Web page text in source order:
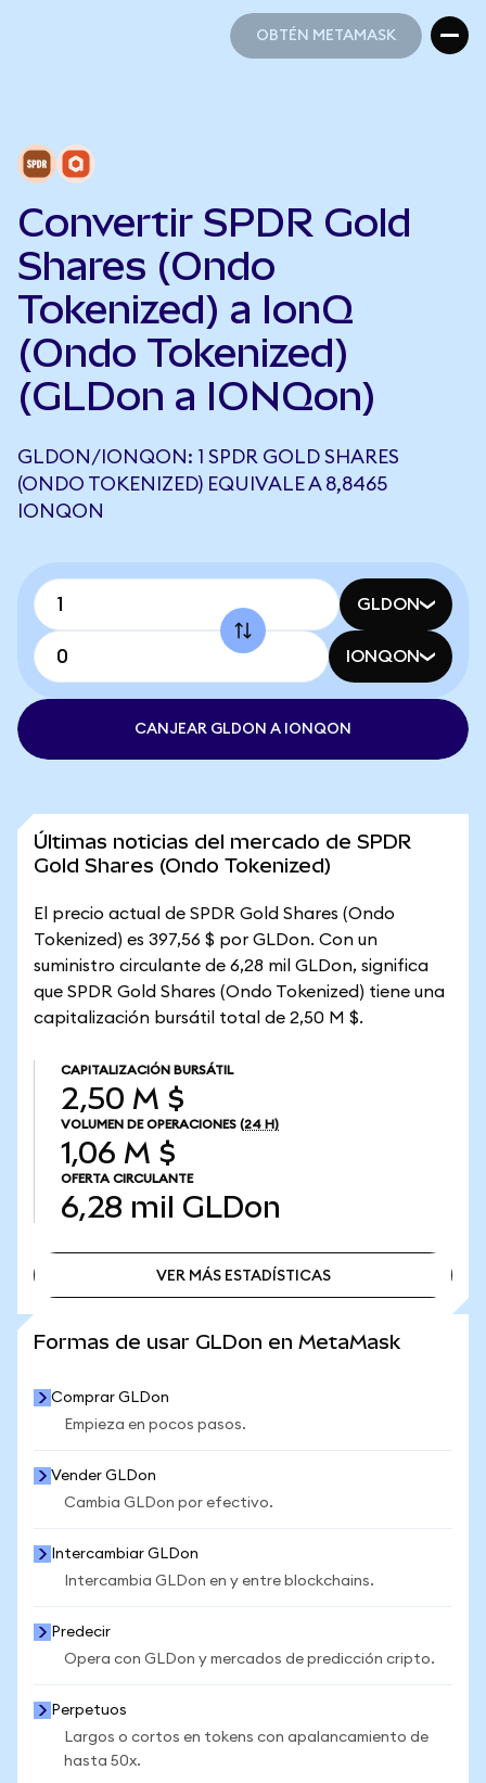
OBTÉN METAMASK
Convertir SPDR Gold
Shares (Ondo
Tokenized) a IonQ
(Ondo Tokenized)
(GLDon a IONQon)
GLDON/IONQON: 1 SPDR GOLD SHARES
(ONDO TOKENIZED) EQUIVALE A 8,8465
IONQON
GLDON
IONQON
CANJEAR GLDON A IONQON
Últimas noticias del mercado de SPDR
Gold Shares (Ondo Tokenized)
El precio actual de SPDR Gold Shares (Ondo
Tokenized) es 397,56 $ por GLDon. Con un
suministro circulante de 6,28 mil GLDon, significa
que SPDR Gold Shares (Ondo Tokenized) tiene una
capitalización bursátil total de 2,50 M $.
CAPITALIZACIÓN BURSÁTIL
2,50 M $
VOLUMEN DE OPERACIONES (24 H)
1,06 M $
OFERTA CIRCULANTE
6,28 mil GLDon
VER MÁS ESTADÍSTICAS
Formas de usar GLDon en MetaMask
Comprar GLDon
Empieza en pocos pasos.
Vender GLDon
Cambia GLDon por efectivo.
Intercambiar GLDon
Intercambia GLDon en y entre blockchains.
Predecir
Opera con GLDon y mercados de predicción cripto.
Perpetuos
Largos o cortos en tokens con apalancamiento de
hasta 50x.